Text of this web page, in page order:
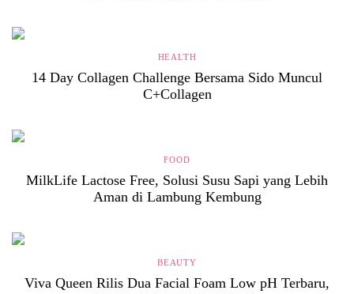
HEALTH
14 Day Collagen Challenge Bersama Sido Muncul
C+Collagen
FOOD
MilkLife Lactose Free, Solusi Susu Sapi yang Lebih
Aman di Lambung Kembung
BEAUTY
Viva Queen Rilis Dua Facial Foam Low pH Terbaru,